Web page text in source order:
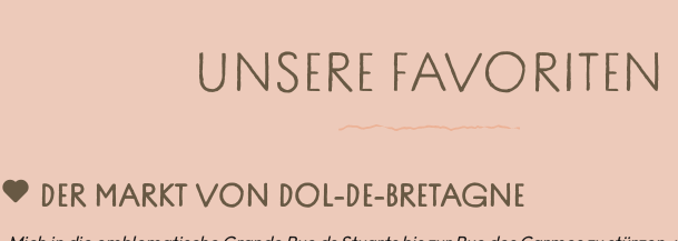
UNSERE FAVORITEN
DER MARKT VON DOL-DE-BRETAGNE